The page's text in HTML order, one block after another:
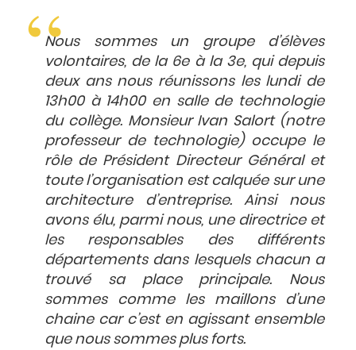
Nous sommes un groupe d’élèves
volontaires, de la 6e à la 3e, qui depuis
deux ans nous réunissons les lundi de
13h00 à 14h00 en salle de technologie
du collège. Monsieur Ivan Salort (notre
professeur de technologie) occupe le
rôle de Président Directeur Général et
toute l’organisation est calquée sur une
architecture d’entreprise. Ainsi nous
avons élu, parmi nous, une directrice et
les responsables des différents
départements dans lesquels chacun a
trouvé sa place principale. Nous
sommes comme les maillons d’une
chaine car c’est en agissant ensemble
que nous sommes plus forts.